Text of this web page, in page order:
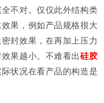
不对。仅仅此外结构类
果，例如产品规格很大
封效果，在再加上压力
果越小。不难看出硅胶
状况在看产品的构造是